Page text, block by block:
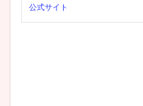
紹介
公式サイト